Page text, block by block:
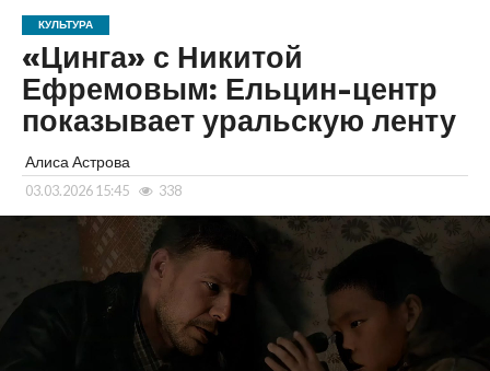
КУЛЬТУРА
«Цинга» с Никитой
Ефремовым: Ельцин-центр
показывает уральскую ленту
Алиса Астрова
03.03.2026 15:45 338